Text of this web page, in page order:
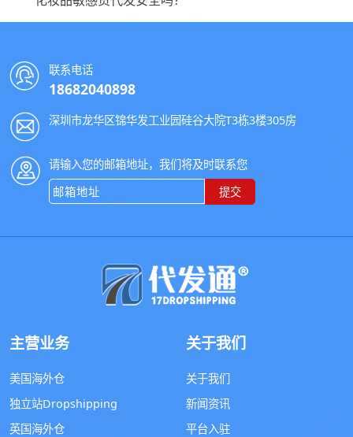
联系电话
18682040898
深圳市龙华区锦华发工业园硅谷大院T3栋3楼305房
请输入您的邮箱地址，我们将及时联系您
提交
主营业务
美国海外仓
独立站Dropshipping
英国海外仓
关于我们
关于我们
新闻资讯
平台入驻